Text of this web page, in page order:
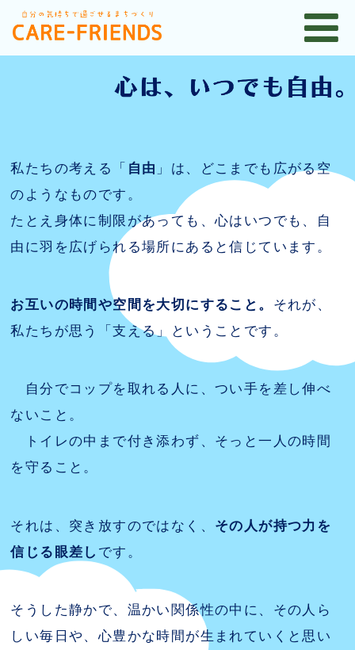
私たちの考える「 自由 」は、どこまでも広がる空
のようなものです。
たとえ身体に制限があっても、心はいつでも、自
由に羽を広げられる場所にあると信じています。
お互いの時間や空間を大切にすること。 それが、
私たちが思う「支える」ということです。
自分でコップを取れる人に、つい手を差し伸べ
ないこと。
トイレの中まで付き添わず、そっと一人の時間
を守ること。
それは、突き放すのではなく、 その人が持つ力を
信じる眼差し です。
そうした静かで、温かい関係性の中に、その人ら
しい毎日や、心豊かな時間が生まれていくと思い